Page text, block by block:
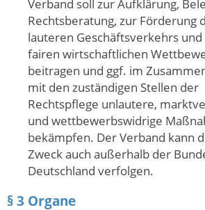
Verband soll zur Aufklärung,
Rechtsberatung, zur Förderung
lauteren Geschäftsverkehrs
fairen wirtschaftlichen
beitragen und ggf. im
mit den zuständigen Stellen der
Rechtspflege unlautere,
und wettbewerbswidrige
bekämpfen. Der Verband kann
Zweck auch außerhalb der
Deutschland verfolgen.
§ 3 Organe